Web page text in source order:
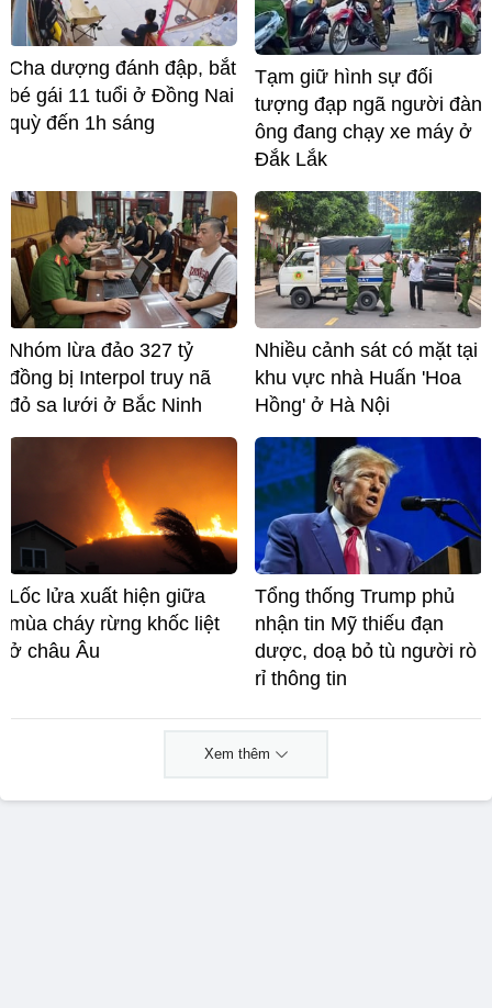
Cha dượng đánh đập, bắt
bé gái 11 tuổi ở Đồng Nai
quỳ đến 1h sáng
Tạm giữ hình sự đối
tượng đạp ngã người đàn
ông đang chạy xe máy ở
Đắk Lắk
Nhóm lừa đảo 327 tỷ
đồng bị Interpol truy nã
đỏ sa lưới ở Bắc Ninh
Nhiều cảnh sát có mặt tại
khu vực nhà Huấn 'Hoa
Hồng' ở Hà Nội
Lốc lửa xuất hiện giữa
mùa cháy rừng khốc liệt
ở châu Âu
Tổng thống Trump phủ
nhận tin Mỹ thiếu đạn
dược, doạ bỏ tù người rò
rỉ thông tin
Xem thêm